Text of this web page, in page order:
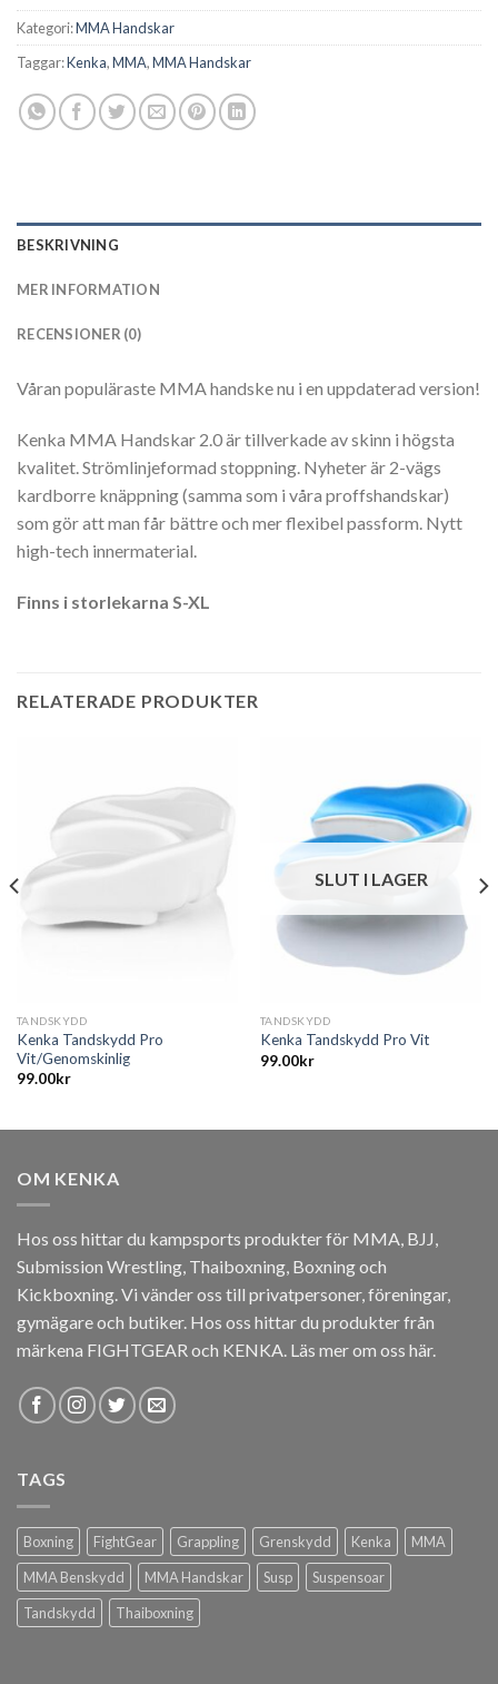
Kategori:MMA Handskar
Taggar:Kenka,MMA,MMA Handskar
BESKRIVNING
MER INFORMATION
RECENSIONER (0)
Våran populäraste MMA handske nu i en uppdaterad version!
Kenka MMA Handskar 2.0 är tillverkade av skinn i högsta
kvalitet. Strömlinjeformad stoppning. Nyheter är 2-vägs
kardborre knäppning (samma som i våra proffshandskar)
som gör att man får bättre och mer flexibel passform. Nytt
high-tech innermaterial.
Finns i storlekarna S-XL
RELATERADE PRODUKTER
TANDSKYDD
Kenka Tandskydd Pro
Vit/Genomskinlig
99.00kr
SLUT I LAGER
TANDSKYDD
Kenka Tandskydd Pro Vit
99.00kr
OM KENKA
Hos oss hittar du kampsports produkter för MMA, BJJ,
Submission Wrestling, Thaiboxning, Boxning och
Kickboxning. Vi vänder oss till privatpersoner, föreningar,
gymägare och butiker. Hos oss hittar du produkter från
märkena FIGHTGEAR och KENKA. Läs mer om oss här.
TAGS
Boxning FightGear Grappling Grenskydd Kenka
MMA
MMA Benskydd
MMA Handskar Susp
Suspensoar
Tandskydd
Thaiboxning